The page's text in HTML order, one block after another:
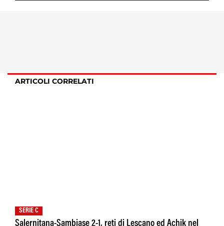
ARTICOLI CORRELATI
SERIE C
Salernitana-Sambiase 2-1, reti di Lescano ed Achik nel